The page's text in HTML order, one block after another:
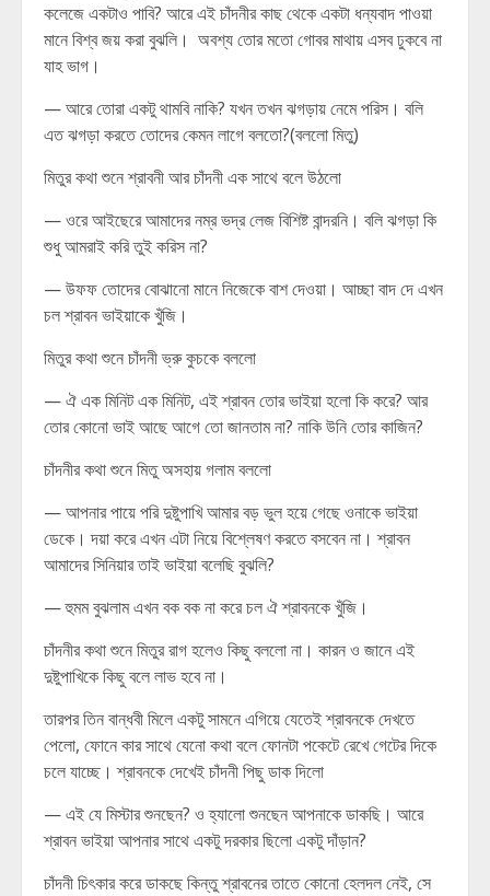
কলেজে একটাও পাবি? আরে এই চাঁদনীর কাছ থেকে একটা ধন্যবাদ পাওয়া
মানে বিশ্ব জয় করা বুঝলি। অবশ্য তোর মতো গোবর মাথায় এসব ঢুকবে না
যাহ ভাগ।
— আরে তোরা একটু থামবি নাকি? যখন তখন ঝগড়ায় নেমে পরিস। বলি
এত ঝগড়া করতে তোদের কেমন লাগে বলতো?(বললো মিতু)
মিতুর কথা শুনে শ্রাবনী আর চাঁদনী এক সাথে বলে উঠলো
— ওরে আইছেরে আমাদের নম্র ভদ্র লেজ বিশিষ্ট বান্দরনি। বলি ঝগড়া কি
শুধু আমরাই করি তুই করিস না?
— উফফ তোদের বোঝানো মানে নিজেকে বাশ দেওয়া। আচ্ছা বাদ দে এখন
চল শ্রাবন ভাইয়াকে খুঁজি।
মিতুর কথা শুনে চাঁদনী ভ্রু কুচকে বললো
— ঐ এক মিনিট এক মিনিট, এই শ্রাবন তোর ভাইয়া হলো কি করে? আর
তোর কোনো ভাই আছে আগে তো জানতাম না? নাকি উনি তোর কাজিন?
চাঁদনীর কথা শুনে মিতু অসহায় গলাম বললো
— আপনার পায়ে পরি দুষ্টুপাখি আমার বড় ভুল হয়ে গেছে ওনাকে ভাইয়া
ডেকে। দয়া করে এখন এটা নিয়ে বিশ্লেষণ করতে বসবেন না। শ্রাবন
আমাদের সিনিয়ার তাই ভাইয়া বলেছি বুঝলি?
— হুমম বুঝলাম এখন বক বক না করে চল ঐ শ্রাবনকে খুঁজি।
চাঁদনীর কথা শুনে মিতুর রাগ হলেও কিছু বললো না। কারন ও জানে এই
দুষ্টুপাখিকে কিছু বলে লাভ হবে না।
তারপর তিন বান্ধবী মিলে একটু সামনে এগিয়ে যেতেই শ্রাবনকে দেখতে
পেলো, ফোনে কার সাথে যেনো কথা বলে ফোনটা পকেটে রেখে গেটের দিকে
চলে যাচ্ছে। শ্রাবনকে দেখেই চাঁদনী পিছু ডাক দিলো
— এই যে মিস্টার শুনছেন? ও হ্যালো শুনছেন আপনাকে ডাকছি। আরে
শ্রাবন ভাইয়া আপনার সাথে একটু দরকার ছিলো একটু দাঁড়ান?
চাঁদনী চিৎকার করে ডাকছে কিন্তু শ্রাবনের তাতে কোনো হেলদল নেই, সে